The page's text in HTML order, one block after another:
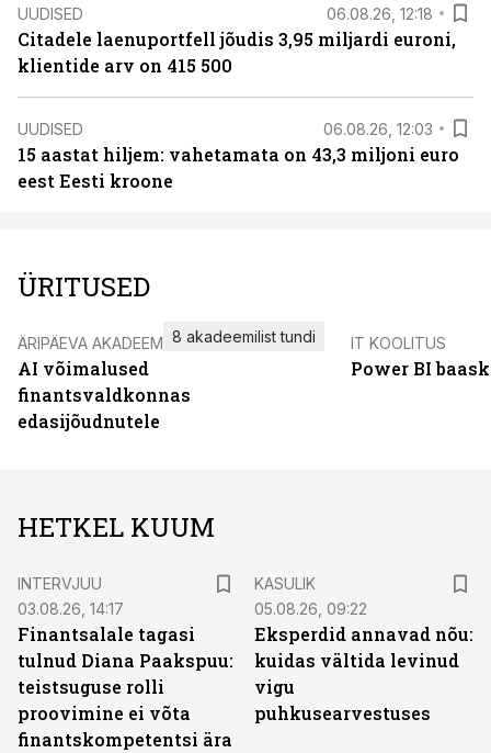
UUDISED 06.08.26, 12:18
Citadele laenuportfell jõudis 3,95 miljardi euroni,
klientide arv on 415 500
UUDISED 06.08.26, 12:03
15 aastat hiljem: vahetamata on 43,3 miljoni euro
eest Eesti kroone
ÜRITUSED
ÄRIPÄEVA AKADEEMIA
AI võimalused
finantsvaldkonnas
edasijõudnutele
8 akadeemilist tundi IT KOOLITUS
Power BI
HETKEL KUUM
INTERVJUU
03.08.26, 14:17
Finantsalale tagasi
tulnud Diana Paakspuu:
teistsuguse rolli
proovimine ei võta
finantskompetentsi ära
KASULIK
05.08.26, 09:22
Eksperdid annavad nõu:
kuidas vältida levinud
vigu
puhkusearvestuses